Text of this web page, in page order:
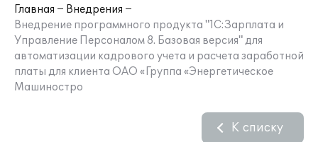
Главная
Внедрения
Внедрение программного продукта "1С:Зарплата и
Управление Персоналом 8. Базовая версия" для
автоматизации кадрового учета и расчета заработной
платы для клиента ОАО «Группа «Энергетическое
Машиностро
К списку